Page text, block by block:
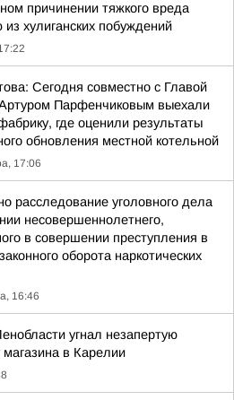
причинении тяжкого вреда
хулиганских побуждений
Сегодня совместно с Главой
Парфенчиковым выехали
где оценили результаты
обновления местной котельной
17:06
расследование уголовного дела
несовершеннолетнего,
в совершении преступления в
оборота наркотических
16:46
угнал незапертую
в Карелии